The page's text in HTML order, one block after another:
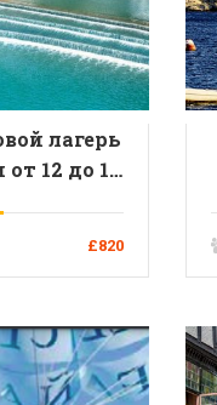
лагерь
12 до 17
£820